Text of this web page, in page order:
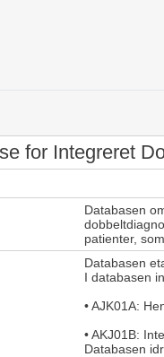
for Integreret
Databasen
patienter,
Databasen
I databasen
• AJK01A:
• AKJ01B:
Databasen